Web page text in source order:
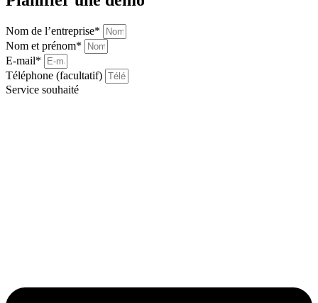
Nom de l’entreprise*
Nom et prénom*
E-mail*
Téléphone (facultatif)
Service souhaité